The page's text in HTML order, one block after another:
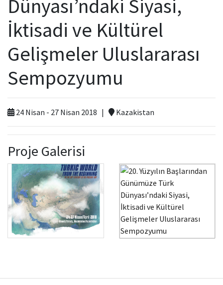
Dünyası’ndaki Siyasi,
İktisadi ve Kültürel
Gelişmeler Uluslararası
Sempozyumu
24 Nisan - 27 Nisan 2018 | Kazakistan
Proje Galerisi
Kamu Hizmet Standartları
Başvurular